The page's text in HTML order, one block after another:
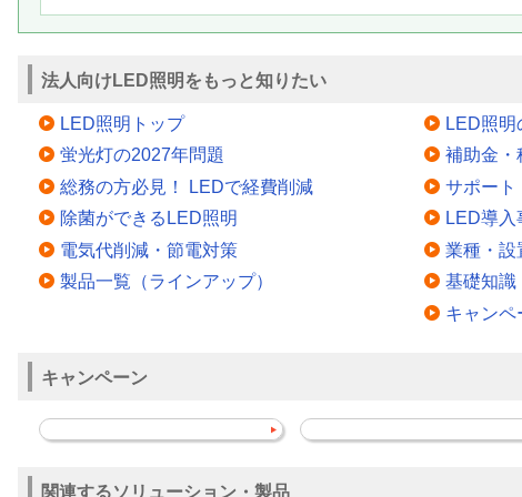
法人向けLED照明をもっと知りたい
LED照明トップ
蛍光灯の2027年問題
総務の方必見！ LEDで経費削減
除菌ができるLED照明
電気代削減・節電対策
製品一覧（ラインアップ）
LED照
補助金・
サポート
LED導入
業種・設
基礎知識
キャンペ
キャンペーン
関連するソリューション・製品